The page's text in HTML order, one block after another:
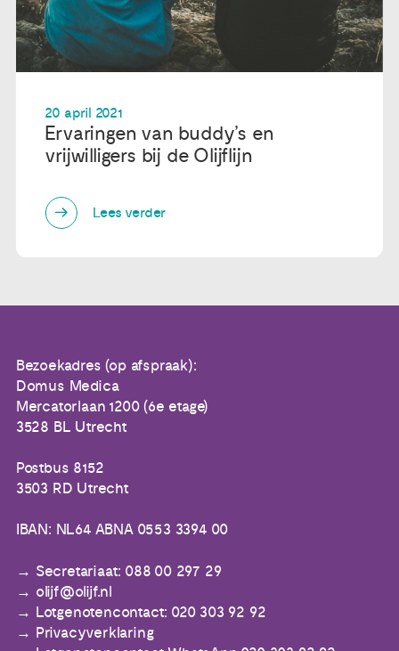
20 april 2021
Ervaringen van buddy’s en
vrijwilligers bij de Olijflijn
Lees verder
Bezoekadres (op afspraak):
Domus Medica
Mercatorlaan 1200 (6e etage)
3528 BL Utrecht
Postbus 8152
3503 RD Utrecht
IBAN: NL64 ABNA 0553 3394 00
Secretariaat: 088 00 297 29
olijf@olijf.nl
Lotgenotencontact: 020 303 92 92
Privacyverklaring